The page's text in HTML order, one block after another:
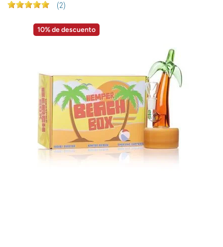
(2)
10% de descuento